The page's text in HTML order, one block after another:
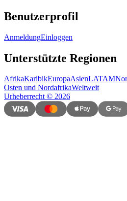
Benutzerprofil
AnmeldungEinloggen
Unterstützte Regionen
AfrikaKaribikEuropaAsienLATAM
Osten und NordafrikaWeltweit
Urheberrecht© 2026